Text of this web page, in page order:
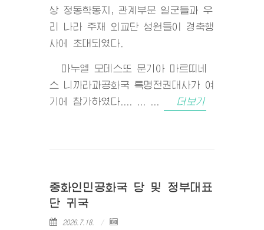
상 정동학동지, 관계부문 일군들과 우
리 나라 주재 외교단 성원들이 경축행
사에 초대되였다.
마누엘 모데스또 문기아 마르띠네
스 니까라과공화국 특명전권대사가 여
기에 참가하였다.... ... ...
더보기
중화인민공화국 당 및 정부대표
단 귀국
2026.7.18.